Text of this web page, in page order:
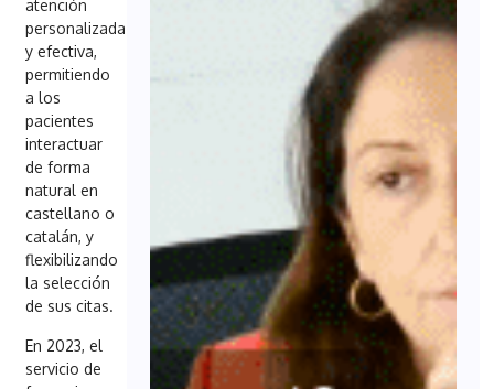
atención
personalizada
y efectiva,
permitiendo
a los
pacientes
interactuar
de forma
natural en
castellano o
catalán, y
flexibilizando
la selección
de sus citas.
En 2023, el
servicio de